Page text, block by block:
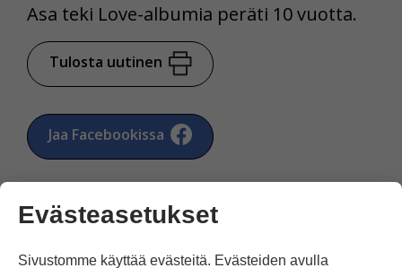
Asa teki Love-albumia peräti 10 vuotta.
Tulosta uutinen
Jaa Facebookissa
Evästeasetukset
Sivustomme käyttää evästeitä. Evästeiden avulla